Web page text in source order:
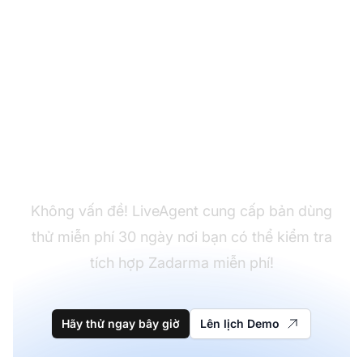
Không vấn đề! LiveAgent cung cấp bản dùng
thử miễn phí 30 ngày nơi bạn có thể kiểm tra
tích hợp Zadarma miễn phí!
Hãy thử ngay bây giờ Lên lịch Demo